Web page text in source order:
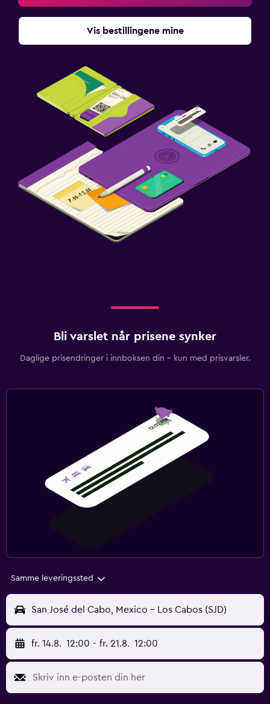
Vis bestillingene mine
Bli varslet når prisene synker
Daglige prisendringer i innboksen din – kun med prisvarsler.
Samme leveringssted
San José del Cabo, Mexico - Los Cabos (SJD)
fr. 14.8. 12:00 - fr. 21.8. 12:00